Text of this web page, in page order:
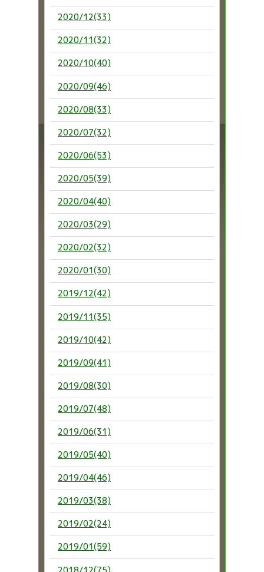
2020/12(33)
2020/11(32)
2020/10(40)
2020/09(46)
2020/08(33)
2020/07(32)
2020/06(53)
2020/05(39)
2020/04(40)
2020/03(29)
2020/02(32)
2020/01(30)
2019/12(42)
2019/11(35)
2019/10(42)
2019/09(41)
2019/08(30)
2019/07(48)
2019/06(31)
2019/05(40)
2019/04(46)
2019/03(38)
2019/02(24)
2019/01(59)
2018/12(75)